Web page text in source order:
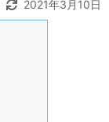
2021年3月10日